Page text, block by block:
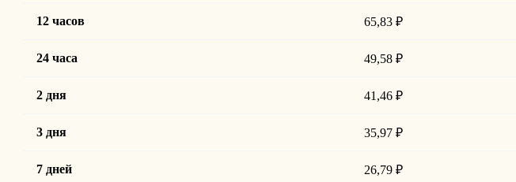
12 часов 65,83 ₽
24 часа 49,58 ₽
2 дня 41,46 ₽
3 дня 35,97 ₽
7 дней 26,79 ₽